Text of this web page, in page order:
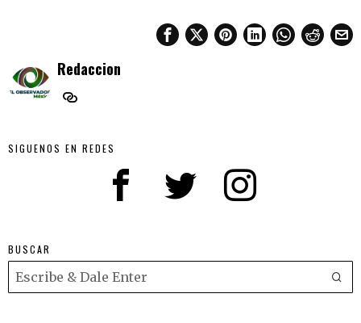
Redaccion
SIGUENOS EN REDES
BUSCAR